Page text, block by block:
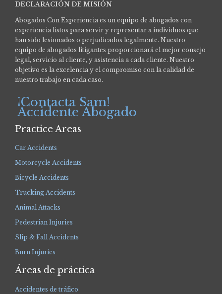
DECLARACIÓN DE MISIÓN
Abogados Con Experiencia es un equipo de abogados con
experiencia listos para servir y representar a individuos que
han sido lesionados o perjudicados legalmente. Nuestro
equipo de abogados litigantes proporcionará el mejor consejo
legal, servicio al cliente, y asistencia a cada cliente. Nuestro
objetivo es la excelencia y el compromiso con la calidad de
nuestro trabajo en cada caso.
¡Contacta Sam!
Accidente Abogado
Practice Areas
Car Accidents
Motorcycle Accidents
Bicycle Accidents
Trucking Accidents
Animal Attacks
Pedestrian Injuries
Slip & Fall Accidents
Burn Injuries
Áreas de práctica
Accidentes de tráfico